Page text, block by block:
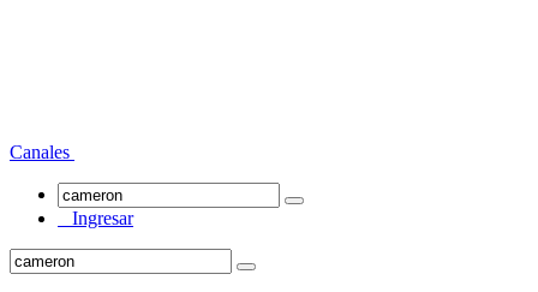
Canales
Ingresar